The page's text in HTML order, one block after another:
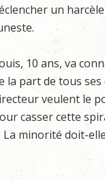
un
10 ans, va
la part de tous ses
veulent le
casser cette
minorité doit-